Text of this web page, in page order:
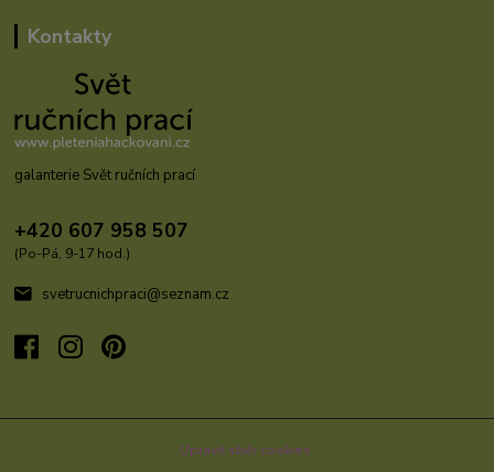
Kontakty
galanterie Svět ručních prací
+420 607 958 507
(Po-Pá, 9-17 hod.)
svetrucnichpraci@seznam.cz
Upravit sběr cookies.